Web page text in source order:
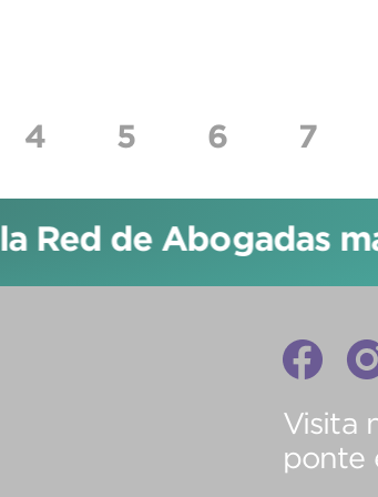
4 5 6 7
de Abogadas más
Visita
ponte